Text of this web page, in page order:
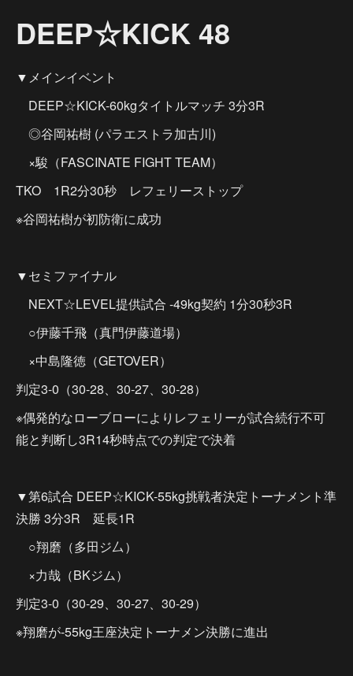
DEEP☆KICK 48
▼メインイベント
DEEP☆KICK-60kgタイトルマッチ 3分3R
◎谷岡祐樹 (パラエストラ加古川)
×駿（FASCINATE FIGHT TEAM）
TKO 1R2分30秒 レフェリーストップ
※谷岡祐樹が初防衛に成功
▼セミファイナル
NEXT☆LEVEL提供試合 -49kg契約 1分30秒3R
○伊藤千飛（真門伊藤道場）
×中島隆徳（GETOVER）
判定3-0（30-28、30-27、30-28）
※偶発的なローブローによりレフェリーが試合続行不可
能と判断し3R14秒時点での判定で決着
▼第6試合 DEEP☆KICK-55kg挑戦者決定トーナメント準
決勝 3分3R 延長1R
○翔磨（多田ジ厶）
×力哉（BKジム）
判定3-0（30-29、30-27、30-29）
※翔磨が-55kg王座決定トーナメン決勝に進出